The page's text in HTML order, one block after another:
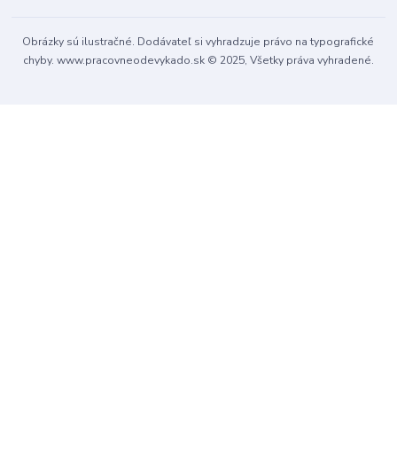
Obrázky sú ilustračné. Dodávateľ si vyhradzuje právo na typografické
chyby. www.pracovneodevykado.sk © 2025, Všetky práva vyhradené.